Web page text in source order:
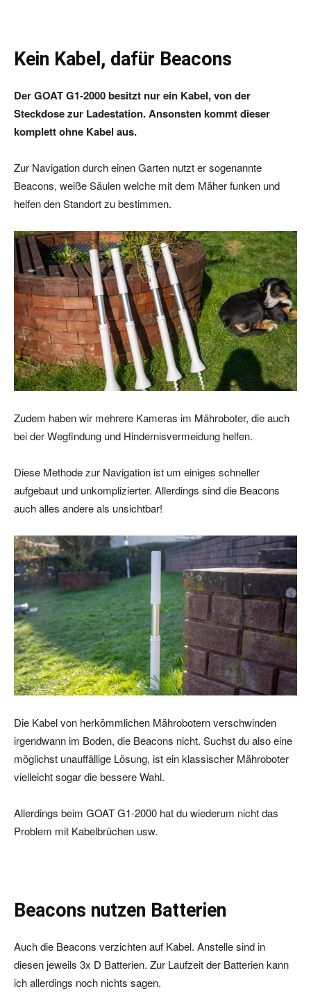
Kein Kabel, dafür Beacons
Der GOAT G1-2000 besitzt nur ein Kabel, von der
Steckdose zur Ladestation. Ansonsten kommt dieser
komplett ohne Kabel aus.
Zur Navigation durch einen Garten nutzt er sogenannte
Beacons, weiße Säulen welche mit dem Mäher funken und
helfen den Standort zu bestimmen.
Zudem haben wir mehrere Kameras im Mähroboter, die auch
bei der Wegfindung und Hindernisvermeidung helfen.
Diese Methode zur Navigation ist um einiges schneller
aufgebaut und unkomplizierter. Allerdings sind die Beacons
auch alles andere als unsichtbar!
Die Kabel von herkömmlichen Mährobotern verschwinden
irgendwann im Boden, die Beacons nicht. Suchst du also eine
möglichst unauffällige Lösung, ist ein klassischer Mähroboter
vielleicht sogar die bessere Wahl.
Allerdings beim GOAT G1-2000 hat du wiederum nicht das
Problem mit Kabelbrüchen usw.
Beacons nutzen Batterien
Auch die Beacons verzichten auf Kabel. Anstelle sind in
diesen jeweils 3x D Batterien. Zur Laufzeit der Batterien kann
ich allerdings noch nichts sagen.